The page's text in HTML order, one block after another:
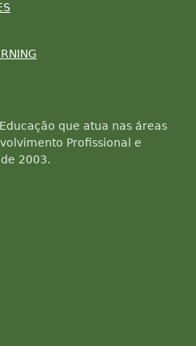
que atua nas áreas
Profissional e
2003.